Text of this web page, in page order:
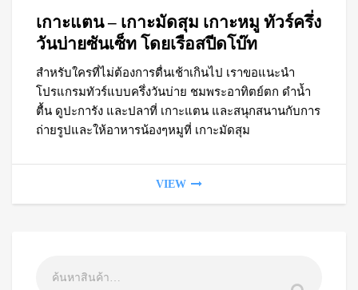
เกาะแตน – เกาะมัดสุม เกาะหมู ทัวร์ครึ่ง
วันบ่ายซันเซ็ท โดยเรือสปีดโบ๊ท
สำหรับใครที่ไม่ต้องการตื่นเช้าเกินไป เราขอแนะนำ
โปรแกรมทัวร์แบบครึ่งวันบ่าย ชมพระอาทิตย์ตก ดำน้ำ
ตื้น ดูปะการัง และปลาที่ เกาะแตน และสนุกสนานกับการ
ถ่ายรูปและให้อาหารน้องๆหมูที่ เกาะมัดสุม
VIEW